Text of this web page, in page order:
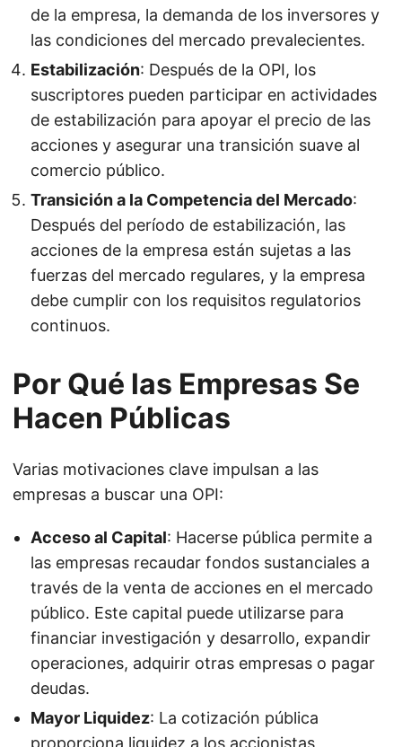
de la empresa, la demanda de los inversores y
las condiciones del mercado prevalecientes.
Estabilización: Después de la OPI, los
suscriptores pueden participar en actividades
de estabilización para apoyar el precio de las
acciones y asegurar una transición suave al
comercio público.
Transición a la Competencia del Mercado:
Después del período de estabilización, las
acciones de la empresa están sujetas a las
fuerzas del mercado regulares, y la empresa
debe cumplir con los requisitos regulatorios
continuos.
Por Qué las Empresas Se
Hacen Públicas
Varias motivaciones clave impulsan a las
empresas a buscar una OPI:
Acceso al Capital: Hacerse pública permite a
las empresas recaudar fondos sustanciales a
través de la venta de acciones en el mercado
público. Este capital puede utilizarse para
financiar investigación y desarrollo, expandir
operaciones, adquirir otras empresas o pagar
deudas.
Mayor Liquidez: La cotización pública
proporciona liquidez a los accionistas